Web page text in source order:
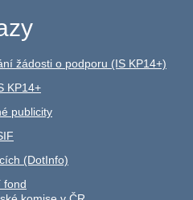
žádosti o podporu (IS KP14+)
KP14+
publicity
(DotInfo)
fond